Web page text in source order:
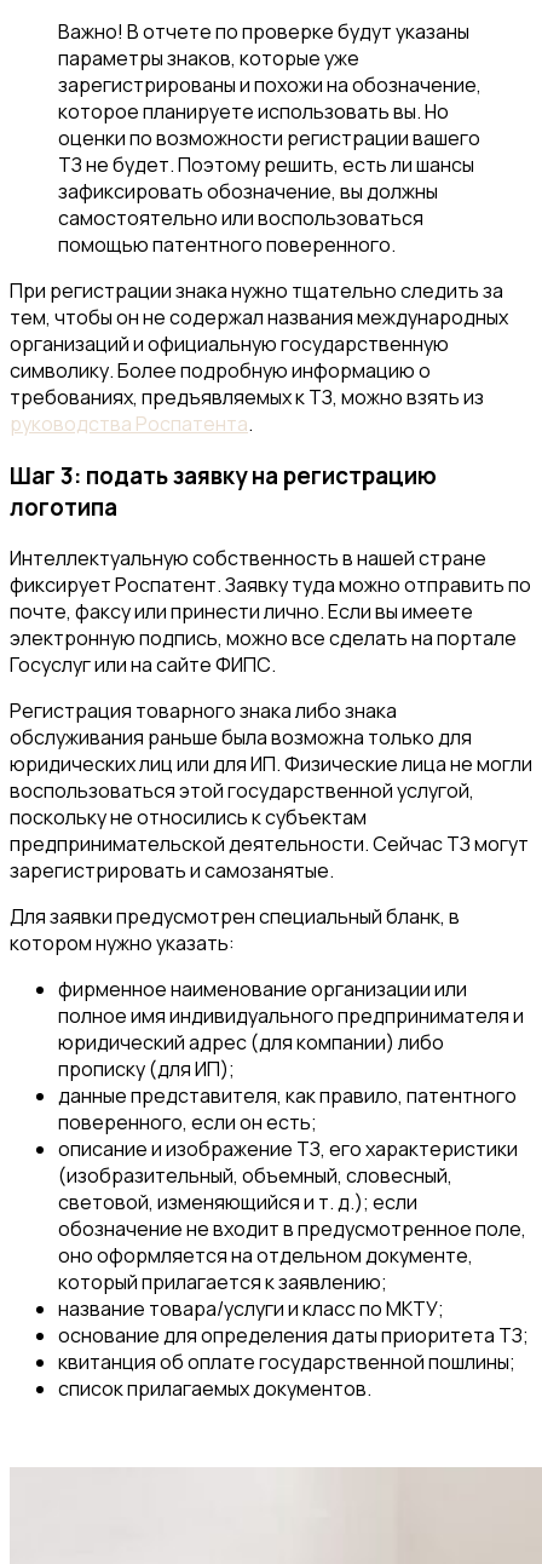
Важно! В отчете по проверке будут указаны
параметры знаков, которые уже
зарегистрированы и похожи на обозначение,
которое планируете использовать вы. Но
оценки по возможности регистрации вашего
ТЗ не будет. Поэтому решить, есть ли шансы
зафиксировать обозначение, вы должны
самостоятельно или воспользоваться
помощью патентного поверенного.
При регистрации знака нужно тщательно следить за
тем, чтобы он не содержал названия международных
организаций и официальную государственную
символику. Более подробную информацию о
требованиях, предъявляемых к ТЗ, можно взять из
руководства Роспатента.
Шаг 3: подать заявку на регистрацию
логотипа
Интеллектуальную собственность в нашей стране
фиксирует Роспатент. Заявку туда можно отправить по
почте, факсу или принести лично. Если вы имеете
электронную подпись, можно все сделать на портале
Госуслуг или на сайте ФИПС.
Регистрация товарного знака либо знака
обслуживания раньше была возможна только для
юридических лиц или для ИП. Физические лица не могли
воспользоваться этой государственной услугой,
поскольку не относились к субъектам
предпринимательской деятельности. Сейчас ТЗ могут
зарегистрировать и самозанятые.
Для заявки предусмотрен специальный бланк, в
котором нужно указать:
фирменное наименование организации или
полное имя индивидуального предпринимателя и
юридический адрес (для компании) либо
прописку (для ИП);
данные представителя, как правило, патентного
поверенного, если он есть;
описание и изображение ТЗ, его характеристики
(изобразительный, объемный, словесный,
световой, изменяющийся и т. д.); если
обозначение не входит в предусмотренное поле,
оно оформляется на отдельном документе,
который прилагается к заявлению;
название товара/услуги и класс по МКТУ;
основание для определения даты приоритета ТЗ;
квитанция об оплате государственной пошлины;
список прилагаемых документов.